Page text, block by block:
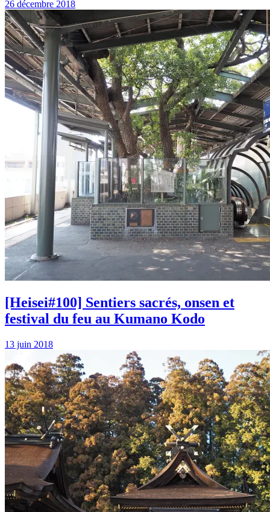
26 décembre 2018
[Heisei#100] Sentiers sacrés, onsen et
festival du feu au Kumano Kodo
13 juin 2018